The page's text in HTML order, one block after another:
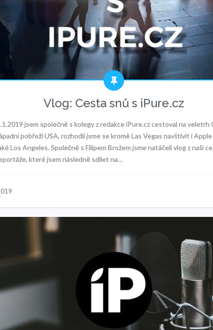
Vlog: Cesta snů s iPure.cz
jsem společně s kolegy z redakce iPure.cz cestoval na veletrh
pobřeží USA, rozhodli jsme se kromě Las Vegas navštívit i
Los Angeles. Společně s Filipem Brožem jsme natáčeli vlog z naší
které jsem následně sdílet na…